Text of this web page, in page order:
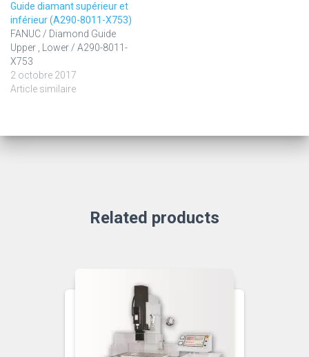
Guide diamant supérieur et
inférieur (A290-8011-X753)
FANUC / Diamond Guide
Upper , Lower / A290-8011-
X753
2 octobre 2017
Article similaire
Related products